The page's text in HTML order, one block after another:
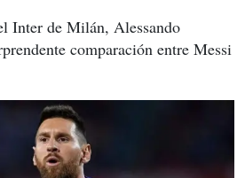
Inter de Milán, Alessando
comparación entre Messi